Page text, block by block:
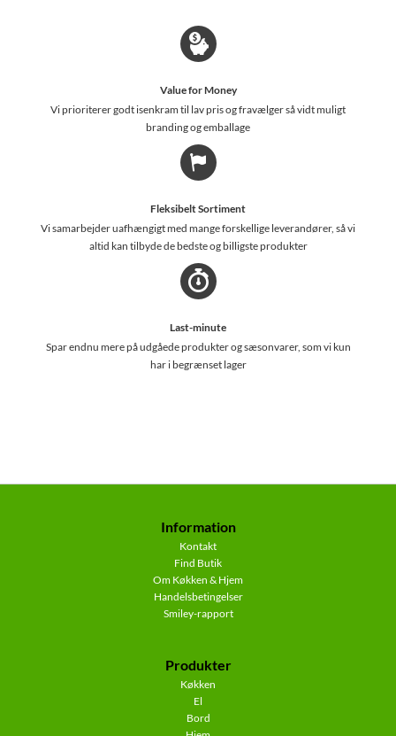
Value for Money
Vi prioriterer godt isenkram til lav pris og fravælger så vidt muligt
branding og emballage
Fleksibelt Sortiment
Vi samarbejder uafhængigt med mange forskellige leverandører, så vi
altid kan tilbyde de bedste og billigste produkter
Last-minute
Spar endnu mere på udgåede produkter og sæsonvarer, som vi kun
har i begrænset lager
Information
Kontakt
Find Butik
Om Køkken & Hjem
Handelsbetingelser
Smiley-rapport
Produkter
Køkken
El
Bord